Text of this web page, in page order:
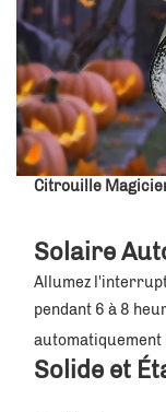
Citrouille
Solaire
Allumez
pendant 6 à 8
automatiquement
Solide et